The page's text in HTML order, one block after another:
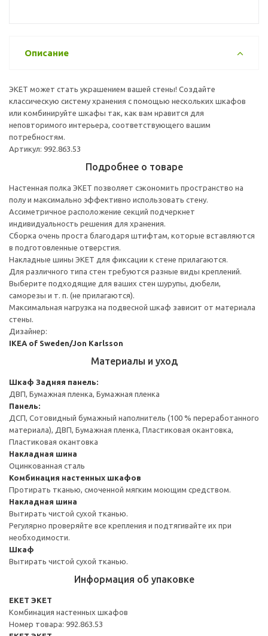
Описание
ЭКЕТ может стать украшением вашей стены! Создайте
классическую систему хранения с помощью нескольких шкафов
или комбинируйте шкафы так, как вам нравится для
неповторимого интерьера, соответствующего вашим
потребностям.
Артикул: 992.863.53
Подробнее о товаре
Настенная полка ЭКЕТ позволяет сэкономить пространство на
полу и максимально эффективно использовать стену.
Ассиметричное расположение секций подчеркнет
индивидуальность решения для хранения.
Сборка очень проста благодаря штифтам, которые вставляются
в подготовленные отверстия.
Накладные шины ЭКЕТ для фиксации к стене прилагаются.
Для различного типа стен требуются разные виды креплений.
Выберите подходящие для ваших стен шурупы, дюбели,
саморезы и т. п. (не прилагаются).
Максимальная нагрузка на подвесной шкаф зависит от материала
стены.
Дизайнер:
IKEA of Sweden/Jon Karlsson
Материалы и уход
Шкаф Задняя панель:
ДВП, Бумажная пленка, Бумажная пленка
Панель:
ДСП, Сотовидный бумажный наполнитель (100 % переработанного
материала), ДВП, Бумажная пленка, Пластиковая окантовка,
Пластиковая окантовка
Накладная шина
Оцинкованная сталь
Комбинация настенных шкафов
Протирать тканью, смоченной мягким моющим средством.
Накладная шина
Вытирать чистой сухой тканью.
Регулярно проверяйте все крепления и подтягивайте их при
необходимости.
Шкаф
Вытирать чистой сухой тканью.
Информация об упаковке
EKET ЭКЕТ
Комбинация настенных шкафов
Номер товара: 992.863.53